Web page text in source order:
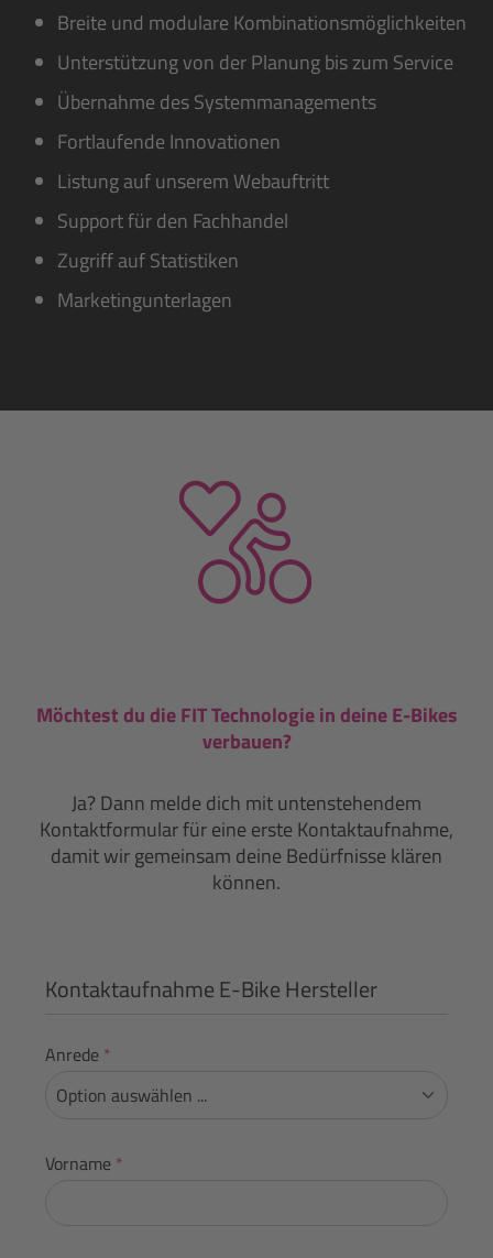
Breite und modulare Kombinationsmöglichkeiten
Unterstützung von der Planung bis zum Service
Übernahme des Systemmanagements
Fortlaufende Innovationen
Listung auf unserem Webauftritt
Support für den Fachhandel
Zugriff auf Statistiken
Marketingunterlagen
Möchtest du die FIT Technologie in deine E-Bikes
verbauen?
Ja? Dann melde dich mit untenstehendem
Kontaktformular für eine erste Kontaktaufnahme,
damit wir gemeinsam deine Bedürfnisse klären
können.
Kontaktaufnahme E-Bike Hersteller
Anrede *
Vorname *